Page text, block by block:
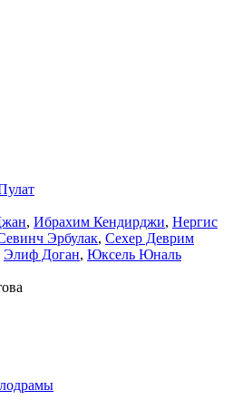
, Ибрахим Кендирджи, Нергис
Эрбулак, Сехер Деврим
Элиф Доган, Юксель Юналь